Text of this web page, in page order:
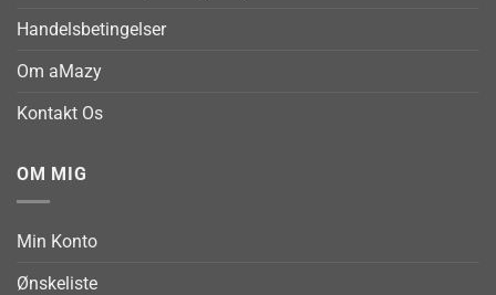
Handelsbetingelser
Om aMazy
Kontakt Os
OM MIG
Min Konto
Ønskeliste